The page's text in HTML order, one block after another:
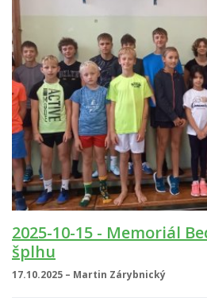
2025-10-15 - Memoriál
šplhu
17.10.2025 – Martin Zárybnický